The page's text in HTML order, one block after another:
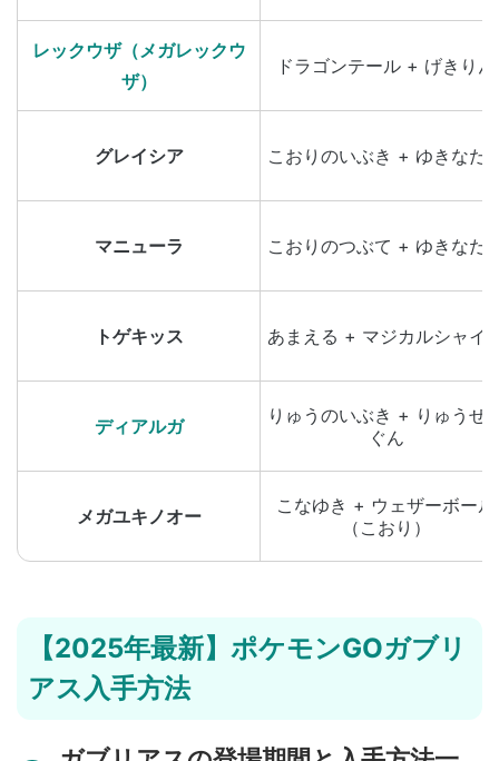
レックウザ（メガレックウ
ザ）
ドラゴンテール + げきりん
グレイシア こおりのいぶき + ゆきなだ
マニューラ こおりのつぶて + ゆきなだ
トゲキッス あまえる + マジカルシャイ
ディアルガ
りゅうのいぶき + りゅうせ
ぐん
メガユキノオー
こなゆき + ウェザーボール
（こおり）
【2025年最新】ポケモンGOガブリ
アス入手方法